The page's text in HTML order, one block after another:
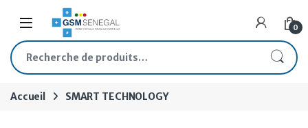
Skip to navigation
Skip to content
Open 0
Recherche pour :
Accueil SMART TECHNOLOGY